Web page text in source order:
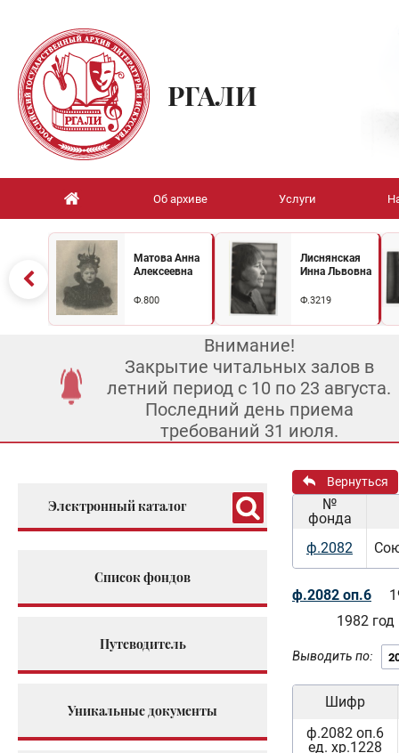
РГАЛИ
Об архиве Услуги
Матова Анна
Алексеевна
Ф.800
Лиснянская
Инна Львовна
Ф.3219
Внимание!
Закрытие читальных залов в
летний период с 10 по 23 августа.
Последний день приема
требований 31 июля.
Электронный каталог
Список фондов
Путеводитель
Уникальные документы
Вернуться
№
фонда
ф.2082
ф.2082 оп.6
1982 год
Выводить по:
Шифр
ф.2082 оп.6
ед. хр.1228